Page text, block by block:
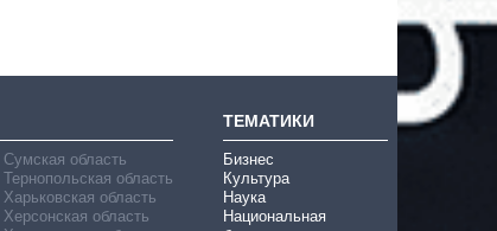
Сумская область
Тернопольская область
Харьковская область
Херсонская область
ТЕМАТИКИ
Бизнес
Культура
Наука
Национальная